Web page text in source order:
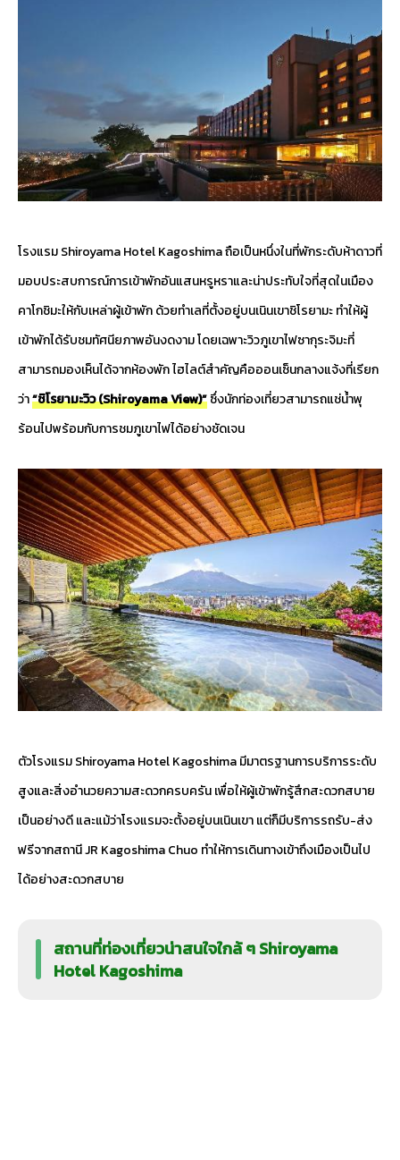
โรงแรม Shiroyama Hotel Kagoshima ถือเป็นหนึ่งในที่พักระดับห้าดาวที่
มอบประสบการณ์การเข้าพักอันแสนหรูหราและน่าประทับใจที่สุดในเมือง
คาโกชิมะให้กับเหล่าผู้เข้าพัก ด้วยทำเลที่ตั้งอยู่บนเนินเขาชิโรยามะ ทำให้ผู้
เข้าพักได้รับชมทัศนียภาพอันงดงาม โดยเฉพาะวิวภูเขาไฟซากุระจิมะที่
สามารถมองเห็นได้จากห้องพัก ไฮไลต์สำคัญคือออนเซ็นกลางแจ้งที่เรียก
ว่า“ชิโรยามะวิว (Shiroyama View)”ซึ่งนักท่องเที่ยวสามารถแช่น้ำพุ
ร้อนไปพร้อมกับการชมภูเขาไฟได้อย่างชัดเจน
ตัวโรงแรม Shiroyama Hotel Kagoshima มีมาตรฐานการบริการระดับ
สูงและสิ่งอำนวยความสะดวกครบครัน เพื่อให้ผู้เข้าพักรู้สึกสะดวกสบาย
เป็นอย่างดี และแม้ว่าโรงแรมจะตั้งอยู่บนเนินเขา แต่ก็มีบริการรถรับ-ส่ง
ฟรีจากสถานี JR Kagoshima Chuo ทำให้การเดินทางเข้าถึงเมืองเป็นไป
ได้อย่างสะดวกสบาย
สถานที่ท่องเที่ยวน่าสนใจใกล้ ๆ Shiroyama
Hotel Kagoshima